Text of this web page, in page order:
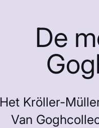
De
Het Kröller-
Van